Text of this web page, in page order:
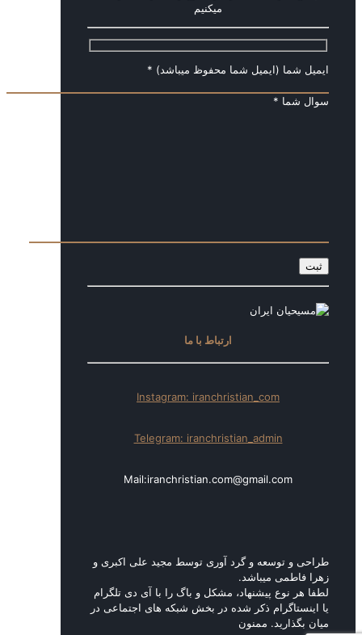
میکنیم
ایمیل شما (ایمیل شما محفوظ میباشد) *
سوال شما *
ارتباط با ما
Instagram: iranchristian_com
Telegram: iranchristian_admin
Mail:iranchristian.com@gmail.com
طراحی و توسعه و گرد آوری توسط مجید علی اکبری و
زهرا فاطمی میباشد.
لطفا هر نوع پیشنهاد، مشکل و باگ را با آی دی تلگرام
یا اینستاگرام ذکر شده در بخش شبکه های اجتماعی در
میان بگذارید. ممنون